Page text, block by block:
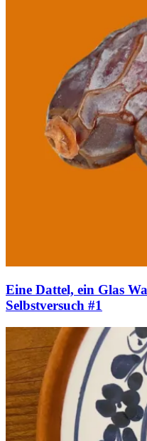
Eine Dattel, ein Glas
Selbstversuch #1